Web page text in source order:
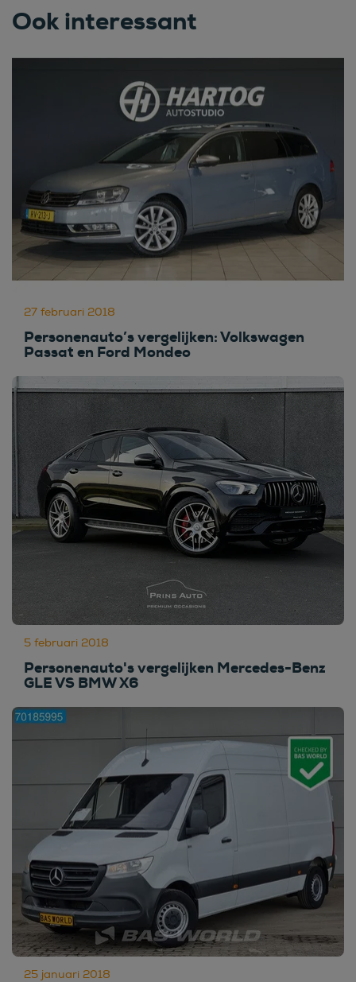
Ook interessant
27 februari 2018
Personenauto’s vergelijken: Volkswagen
Passat en Ford Mondeo
5 februari 2018
Personenauto's vergelijken Mercedes-Benz
GLE VS BMW X6
25 januari 2018